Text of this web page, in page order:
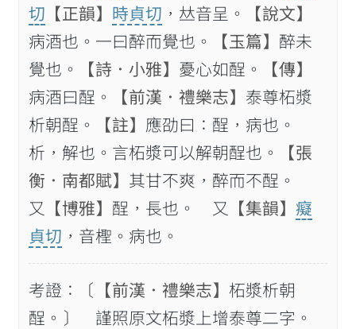
切 【正韻】 時貞切 ，𠀤音呈。
【說文】
病酒也。一曰醉而覺也。
【玉篇】 醉未
覺也。
【詩．小雅】 憂心如酲。
【傳】
病酒曰酲。
【前漢．禮樂志】 泰尊柘漿
析朝酲。
【註】 應劭曰：酲，病也。
析，解也。言柘漿可以解朝酲也。
【張
衡．南都賦】 其甘不爽，醉而不酲。
又
【博雅】 酲，長也。 又 【集韻】 癡
貞切 ，音檉。病也。
考證：〔 【前漢．禮樂志】 柘漿析朝
酲。〕 謹照原文柘漿上增泰尊二字。